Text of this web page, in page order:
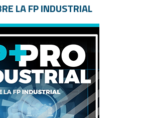
LA FP INDUSTRIAL